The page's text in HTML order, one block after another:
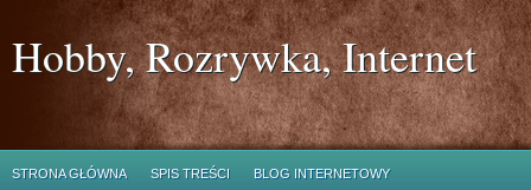
Hobby, Rozrywka, Internet
STRONA GŁÓWNA SPIS TREŚCI BLOG INTERNETOWY